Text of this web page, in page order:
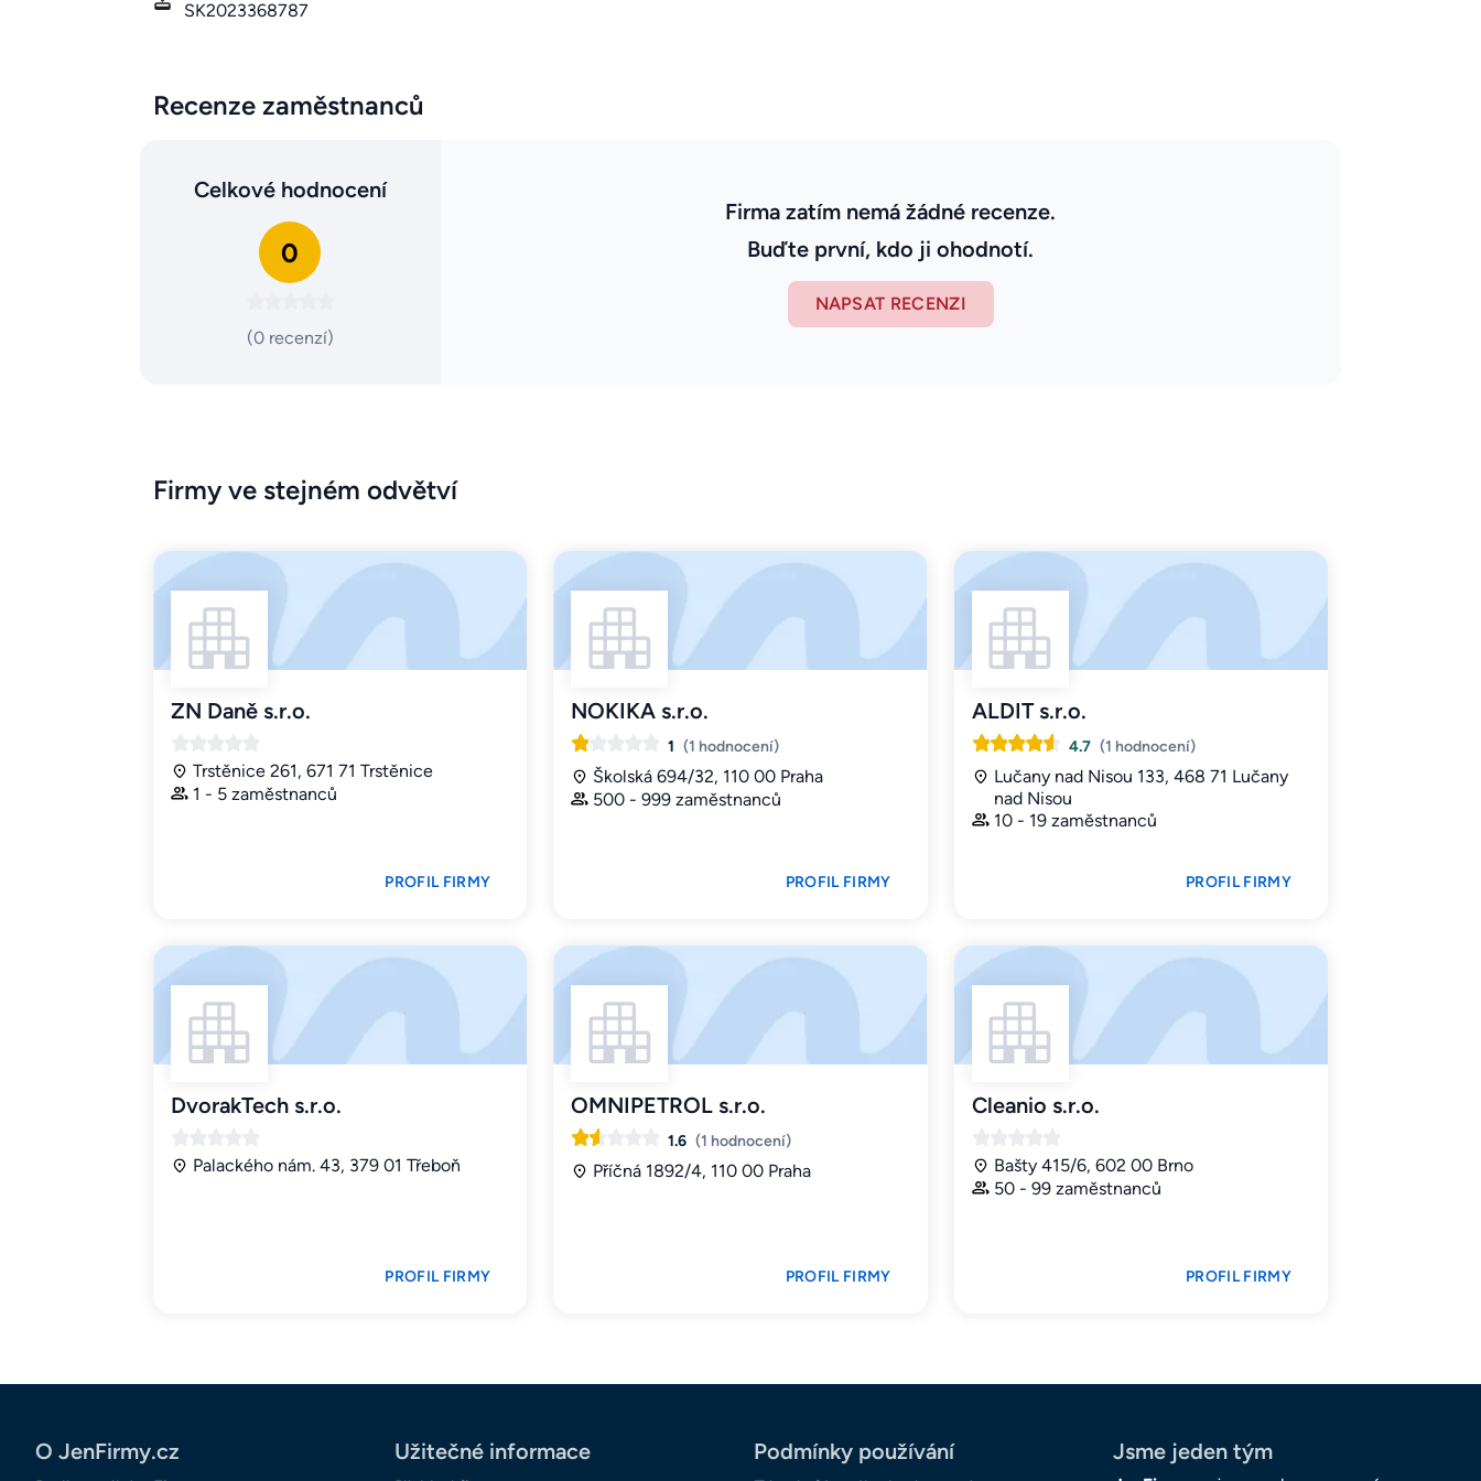
SK2023368787
Recenze zaměstnanců
Celkové hodnocení
0
(0 recenzí)
Firma zatím nemá žádné recenze.
Buďte první, kdo ji ohodnotí.
NAPSAT RECENZI
Firmy ve stejném odvětví
ZN Daně s.r.o.
Trstěnice 261, 671 71 Trstěnice
1 - 5 zaměstnanců
PROFIL FIRMY
NOKIKA s.r.o.
1 (1 hodnocení)
Školská 694/32, 110 00 Praha
500 - 999 zaměstnanců
PROFIL FIRMY
ALDIT s.r.o.
4.7 (1 hodnocení)
Lučany nad Nisou 133, 468 71 Lučany
nad Nisou
10 - 19 zaměstnanců
PROFIL FIRMY
DvorakTech s.r.o.
Palackého nám. 43, 379 01 Třeboň
PROFIL FIRMY
OMNIPETROL s.r.o.
1.6 (1 hodnocení)
Příčná 1892/4, 110 00 Praha
PROFIL FIRMY
Cleanio s.r.o.
Bašty 415/6, 602 00 Brno
50 - 99 zaměstnanců
PROFIL FIRMY
O JenFirmy.cz Užitečné informace Podmínky používání Jsme jeden tým